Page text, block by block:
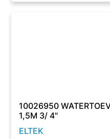
10026950
1,5M 3/ 4"
ELTEK